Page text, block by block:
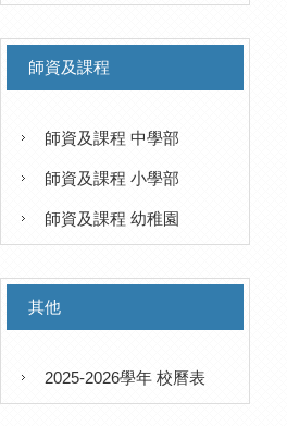
師資及課程
師資及課程 中學部
師資及課程 小學部
師資及課程 幼稚園
其他
2025-2026學年 校曆表